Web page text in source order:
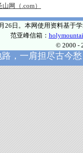
山网（.com）
26日。本网使用资料基于
范亚峰信箱：
© 2000 -
，一肩担尽古今